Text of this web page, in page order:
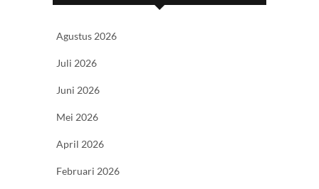
Agustus 2026
Juli 2026
Juni 2026
Mei 2026
April 2026
Februari 2026